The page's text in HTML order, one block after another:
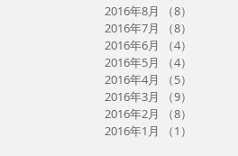
2016年8月
（8）
2016年7月
（8）
2016年6月
（4）
2016年5月
（4）
2016年4月
（5）
2016年3月
（9）
2016年2月
（8）
2016年1月
（1）